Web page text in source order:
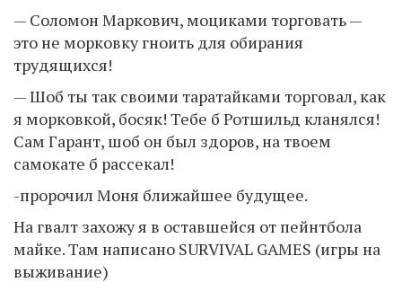
— Соломон Маркович, моциками торговать —
это не морковку гноить для обирания
трудящихся!
— Шоб ты так своими таратайками торговал, как
я морковкой, босяк! Тебе б Ротшильд кланялся!
Сам Гарант, шоб он был здоров, на твоем
самокате б рассекал!
-пророчил Моня ближайшее будущее.
На гвалт захожу я в оставшейся от пейнтбола
майке. Там написано SURVIVAL GAMES (игры на
выживание)